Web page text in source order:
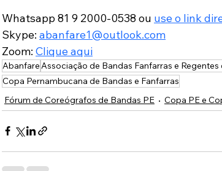
Whatsapp 81 9 2000-0538 ou use o link
Skype: abanfare1@outlook.com
Zoom: Clique aqui
AbanfareAssociação de Bandas Fanfarras e Regentes
Copa Pernambucana de Bandas e Fanfarras
Fórum de Coreógrafos de Bandas PE
Copa PE e